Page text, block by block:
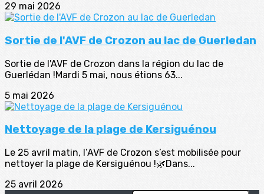
29 mai 2026
Sortie de l'AVF de Crozon au lac de Guerledan
Sortie de l'AVF de Crozon dans la région du lac de
Guerlédan !Mardi 5 mai, nous étions 63...
5 mai 2026
Nettoyage de la plage de Kersiguénou
Le 25 avril matin, l’AVF de Crozon s’est mobilisée pour
nettoyer la plage de Kersiguénou !🌿Dans...
25 avril 2026